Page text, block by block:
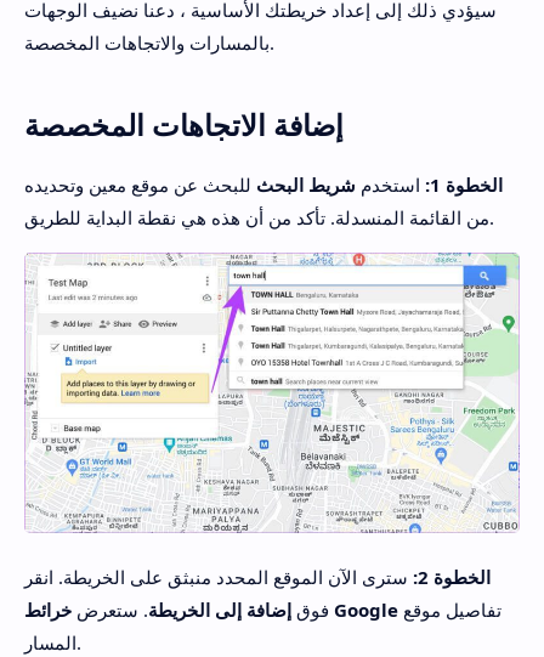
سيؤدي ذلك إلى إعداد خريطتك الأساسية ، دعنا نضيف الوجهات
بالمسارات والاتجاهات المخصصة.
إضافة الاتجاهات المخصصة
الخطوة 1: استخدم شريط البحث للبحث عن موقع معين وتحديده
من القائمة المنسدلة. تأكد من أن هذه هي نقطة البداية للطريق.
الخطوة 2:
سترى الآن الموقع المحدد منبثق على الخريطة. انقر
فوق إضافة إلى الخريطة. ستعرض خرائط Google
المسار.